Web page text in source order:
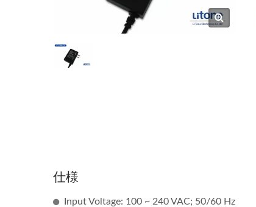
仕様
Input Voltage: 100 ~ 240 VAC; 50/60 Hz